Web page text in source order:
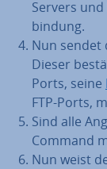
Servers und
bin­dung.
Nun sendet
Dieser
Ports, seine
FTP-Ports,
Sind alle
Command
Nun weist